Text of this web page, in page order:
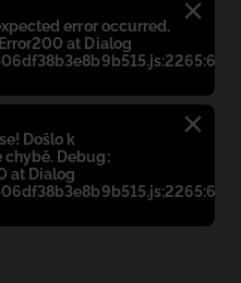
error occurred.
at Dialog
Došlo k
chybě. Debug:
at Dialog